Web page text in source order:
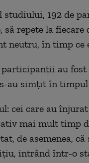
studiului, 192 de
să repete la
neutru, în timp ce
au fost
au simțit în
cei care au
mai mult timp
de asemenea,
intrând într-o